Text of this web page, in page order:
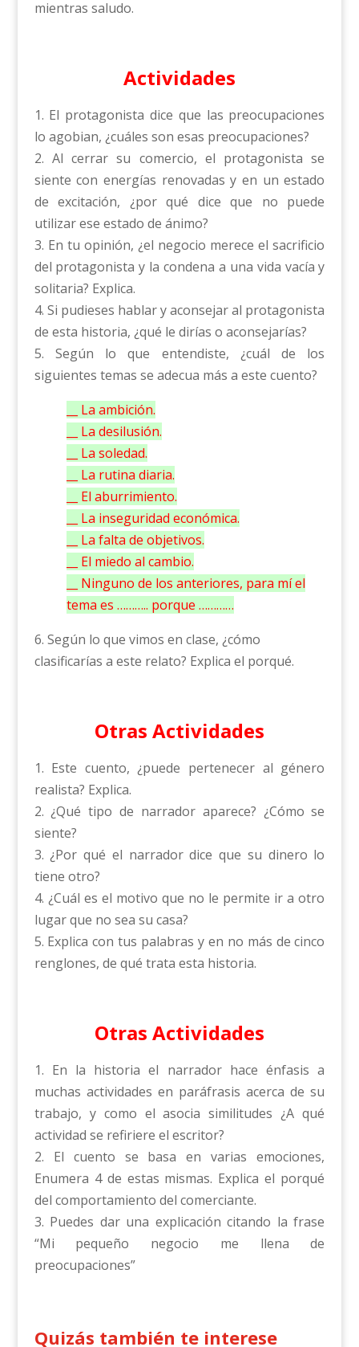
mientras saludo.
Actividades
1. El protagonista dice que las preocupaciones
lo agobian, ¿cuáles son esas preocupaciones?
2. Al cerrar su comercio, el protagonista se
siente con energías renovadas y en un estado
de excitación, ¿por qué dice que no puede
utilizar ese estado de ánimo?
3. En tu opinión, ¿el negocio merece el sacrificio
del protagonista y la condena a una vida vacía y
solitaria? Explica.
4. Si pudieses hablar y aconsejar al protagonista
de esta historia, ¿qué le dirías o aconsejarías?
5. Según lo que entendiste, ¿cuál de los
siguientes temas se adecua más a este cuento?
__ La ambición.
__ La desilusión.
__ La soledad.
__ La rutina diaria.
__ El aburrimiento.
__ La inseguridad económica.
__ La falta de objetivos.
__ El miedo al cambio.
__ Ninguno de los anteriores, para mí el
tema es ……….. porque …………
6. Según lo que vimos en clase, ¿cómo
clasificarías a este relato? Explica el porqué.
Otras Actividades
1. Este cuento, ¿puede pertenecer al género
realista? Explica.
2. ¿Qué tipo de narrador aparece? ¿Cómo se
siente?
3. ¿Por qué el narrador dice que su dinero lo
tiene otro?
4. ¿Cuál es el motivo que no le permite ir a otro
lugar que no sea su casa?
5. Explica con tus palabras y en no más de cinco
renglones, de qué trata esta historia.
Otras Actividades
1. En la historia el narrador hace énfasis a
muchas actividades en paráfrasis acerca de su
trabajo, y como el asocia similitudes ¿A qué
actividad se refiriere el escritor?
2. El cuento se basa en varias emociones,
Enumera 4 de estas mismas. Explica el porqué
del comportamiento del comerciante.
3. Puedes dar una explicación citando la frase
“Mi pequeño negocio me llena de
preocupaciones”
Quizás también te interese